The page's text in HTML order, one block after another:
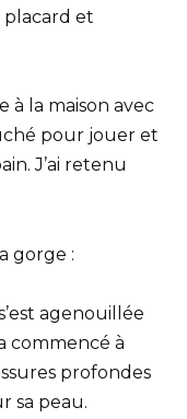
placard et
à la maison avec
pour jouer et
J’ai retenu
gorge :
agenouillée
commencé à
profondes
sa peau.